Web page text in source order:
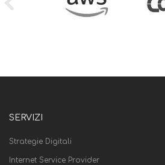
SERVIZI
Strategie Digitali
Internet Service Provider